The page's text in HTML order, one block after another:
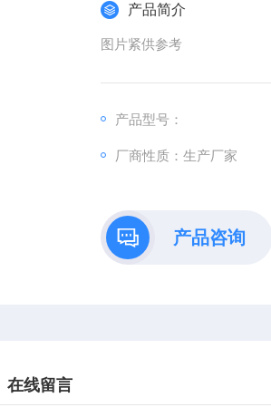
产品简介
图片紧供参考
产品型号：
厂商性质：生产厂家
产品咨询
在线留言